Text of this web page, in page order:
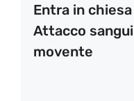
Entra in
Attacco
movente